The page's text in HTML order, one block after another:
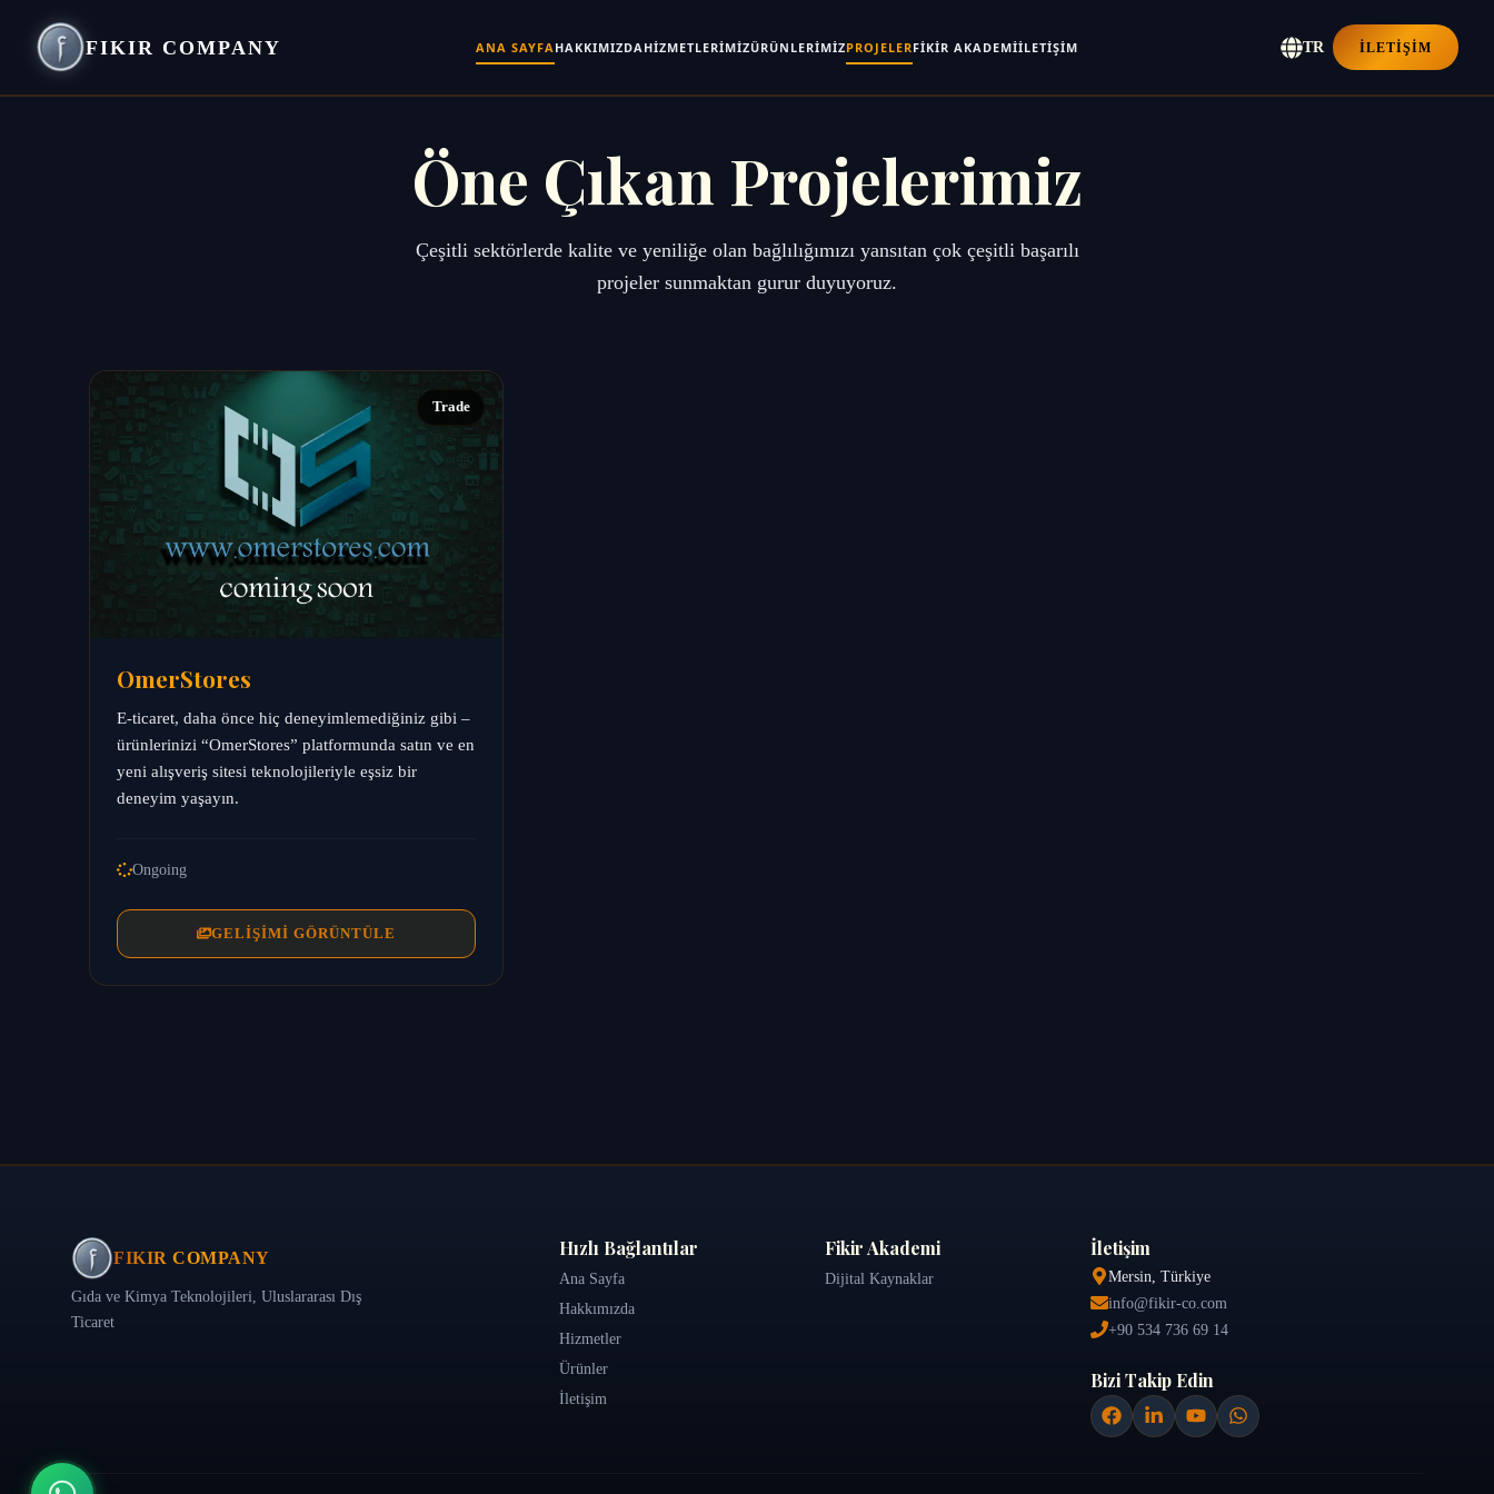
FIKIR COMPANY ANA SAYFA HAKKIMIZDA HIZMETLERIMIZÜRÜNLERIMIZPROJELERFIKIR AKADEMIİLETIŞIM TR İLETIŞIM
Öne Çıkan Projelerimiz
Çeşitli sektörlerde kalite ve yeniliğe olan bağlılığımızı yansıtan çok çeşitli başarılı
projeler sunmaktan gurur duyuyoruz.
Trade
OmerStores
E‑ticaret, daha önce hiç deneyimlemediğiniz gibi –
ürünlerinizi “OmerStores” platformunda satın ve en
yeni alışveriş sitesi teknolojileriyle eşsiz bir
deneyim yaşayın.
Ongoing
GELIŞIMI GÖRÜNTÜLE
FIKIR COMPANY
Gıda ve Kimya Teknolojileri, Uluslararası Dış
Ticaret
Hızlı Bağlantılar
Ana Sayfa
Hakkımızda
Hizmetler
Ürünler
İletişim
Fikir Akademi
Dijital Kaynaklar
İletişim
Mersin, Türkiye
info@fikir-co.com
+90 534 736 69 14
Bizi Takip Edin